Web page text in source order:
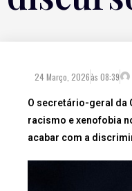
24 Março, 2026às 08:39
O secretário-geral da
racismo e xenofobia
acabar com a